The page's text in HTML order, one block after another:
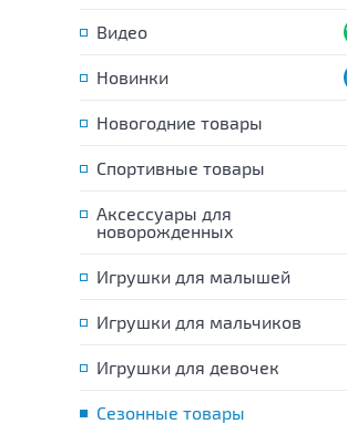
Видео
Новинки
Новогодние товары
Спортивные товары
Аксессуары для
новорожденных
Игрушки для малышей
Игрушки для мальчиков
Игрушки для девочек
Сезонные товары